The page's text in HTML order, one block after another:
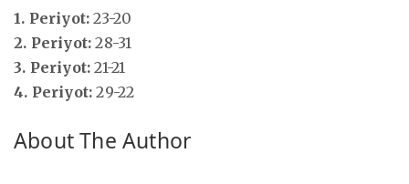
1. Periyot: 23-20
2. Periyot: 28-31
3. Periyot: 21-21
4. Periyot: 29-22
About The Author